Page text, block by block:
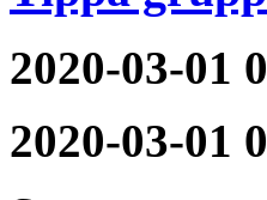
2020-03-01
2020-03-01